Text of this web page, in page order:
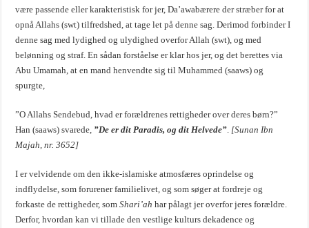
være passende eller karakteristisk for jer, Da’awabærere der stræber for at
opnå Allahs (swt) tilfredshed, at tage let på denne sag. Derimod forbinder I
denne sag med lydighed og ulydighed overfor Allah (swt), og med
belønning og straf. En sådan forståelse er klar hos jer, og det berettes via
Abu Umamah, at en mand henvendte sig til Muhammed (saaws) og
spurgte,
”O Allahs Sendebud, hvad er forældrenes rettigheder over deres børn?”
Han (saaws) svarede, ”De er dit Paradis, og dit Helvede” [Sunan Ibn
Majah, nr. 3652]
I er velvidende om den ikke-islamiske atmosfæres oprindelse og
indflydelse, som forurener familielivet, og som søger at fordreje og
forkaste de rettigheder, somShari’ah har pålagt jer overfor jeres forældre.
Derfor, hvordan kan vi tillade den vestlige kulturs dekadence og